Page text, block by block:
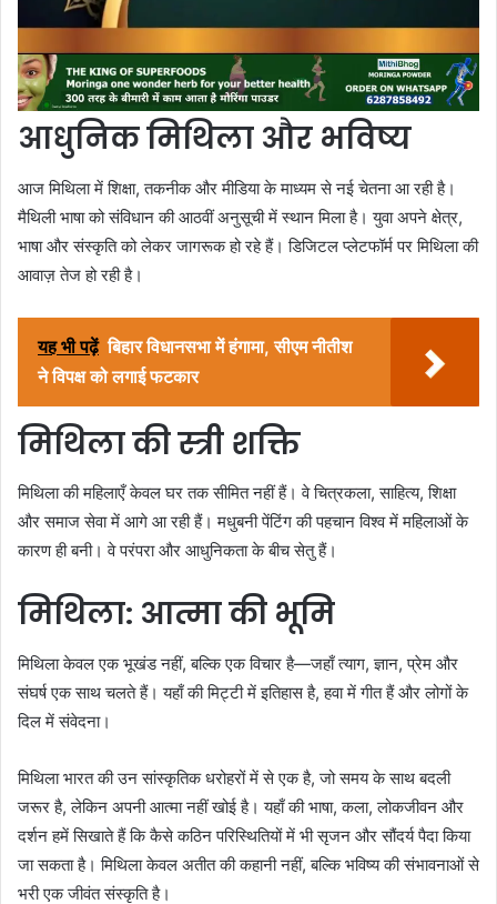
आधुनिक मिथिला और भविष्य
आज मिथिला में शिक्षा, तकनीक और मीडिया के माध्यम से नई चेतना आ रही है।
मैथिली भाषा को संविधान की आठवीं अनुसूची में स्थान मिला है। युवा अपने क्षेत्र,
भाषा और संस्कृति को लेकर जागरूक हो रहे हैं। डिजिटल प्लेटफॉर्म पर मिथिला की
आवाज़ तेज हो रही है।
यह भी पढ़ें बिहार विधानसभा में हंगामा, सीएम नीतीश
ने विपक्ष को लगाई फटकार
मिथिला की स्त्री शक्ति
मिथिला की महिलाएँ केवल घर तक सीमित नहीं हैं। वे चित्रकला, साहित्य, शिक्षा
और समाज सेवा में आगे आ रही हैं। मधुबनी पेंटिंग की पहचान विश्व में महिलाओं के
कारण ही बनी। वे परंपरा और आधुनिकता के बीच सेतु हैं।
मिथिला: आत्मा की भूमि
मिथिला केवल एक भूखंड नहीं, बल्कि एक विचार है—जहाँ त्याग, ज्ञान, प्रेम और
संघर्ष एक साथ चलते हैं। यहाँ की मिट्टी में इतिहास है, हवा में गीत हैं और लोगों के
दिल में संवेदना।
मिथिला भारत की उन सांस्कृतिक धरोहरों में से एक है, जो समय के साथ बदली
जरूर है, लेकिन अपनी आत्मा नहीं खोई है। यहाँ की भाषा, कला, लोकजीवन और
दर्शन हमें सिखाते हैं कि कैसे कठिन परिस्थितियों में भी सृजन और सौंदर्य पैदा किया
जा सकता है। मिथिला केवल अतीत की कहानी नहीं, बल्कि भविष्य की संभावनाओं से
भरी एक जीवंत संस्कृति है।